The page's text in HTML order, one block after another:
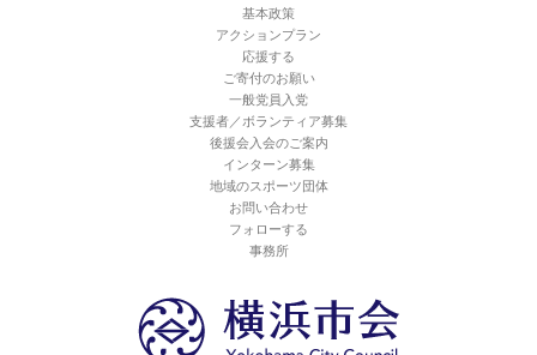
基本政策
アクションプラン
応援する
ご寄付のお願い
一般党員入党
支援者／ボランティア募集
後援会入会のご案内
インターン募集
地域のスポーツ団体
お問い合わせ
フォローする
事務所